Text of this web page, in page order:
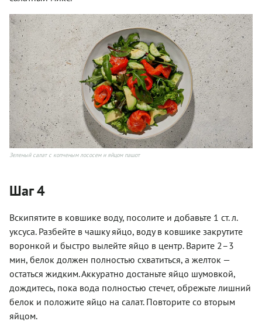
Зеленый салат с копченым лососем и яйцом пашот
Шаг 4
Вскипятите в ковшике воду, посолите и добавьте 1 ст. л.
уксуса. Разбейте в чашку яйцо, воду в ковшике закрутите
воронкой и быстро вылейте яйцо в центр. Варите 2–3
мин, белок должен полностью схватиться, а желток —
остаться жидким. Аккуратно достаньте яйцо шумовкой,
дождитесь, пока вода полностью стечет, обрежьте лишний
белок и положите яйцо на салат. Повторите со вторым
яйцом.